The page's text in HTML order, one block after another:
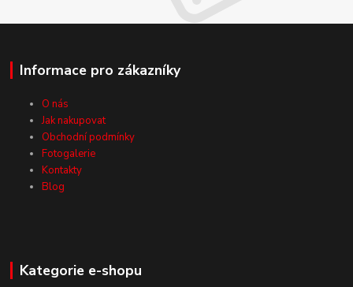
Informace pro zákazníky
O nás
Jak nakupovat
Obchodní podmínky
Fotogalerie
Kontakty
Blog
Kategorie e-shopu